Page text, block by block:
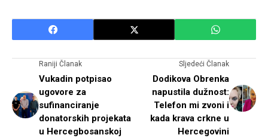
Raniji Članak
Vukadin potpisao
ugovore za
sufinanciranje
donatorskih projekata
u Hercegbosanskoj
Sljedeći Članak
Dodikova Obrenka
napustila dužnost:
Telefon mi zvoni i
kada krava crkne u
Hercegovini